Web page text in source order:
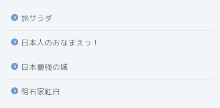
旅サラダ
日本人のおなまえっ！
日本最強の城
明石家紅白